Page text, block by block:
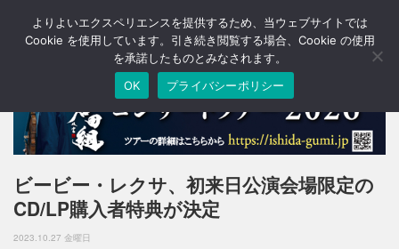
T
o
a
v
i
g
ビービー・レクサ、初来日公演会場限定の
CD/LP購入者特典が決定
2023.10.27 金曜日
よりよいエクスペリエンスを提供するため、当ウェブサイトでは
Cookie を使用しています。引き続き閲覧する場合、Cookie の使用
を承諾したものとみなされます。
OK
プライバシーポリシー